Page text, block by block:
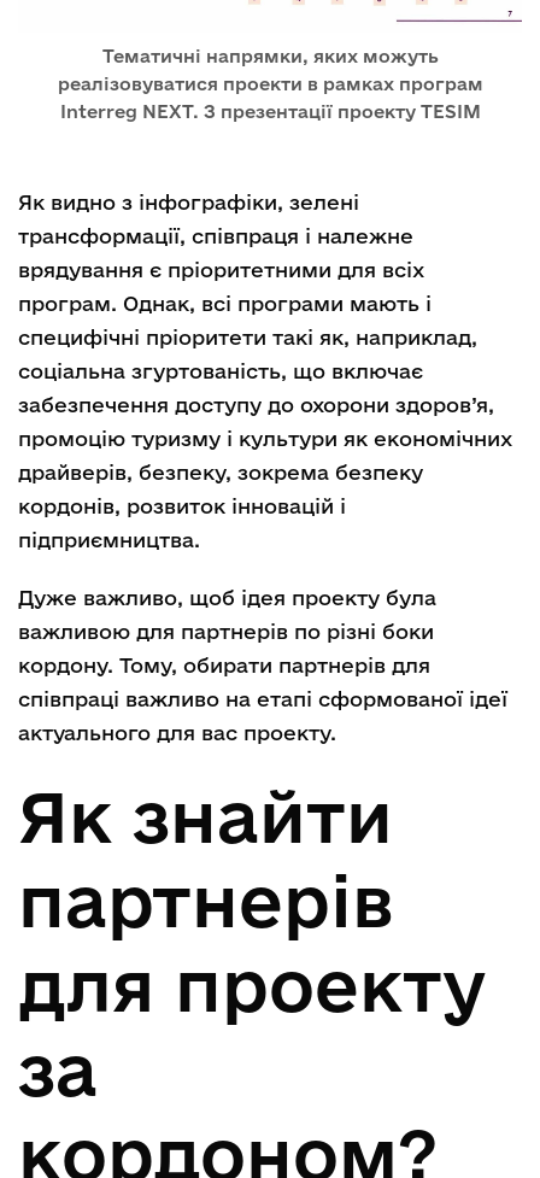
Тематичні напрямки, яких можуть
реалізовуватися проекти в рамках програм
Interreg NEXT. З презентації проекту TESIM
Як видно з інфографіки, зелені
трансформації, співпраця і належне
врядування є пріоритетними для всіх
програм. Однак, всі програми мають і
специфічні пріоритети такі як, наприклад,
соціальна згуртованість, що включає
забезпечення доступу до охорони здоров’я,
промоцію туризму і культури як економічних
драйверів, безпеку, зокрема безпеку
кордонів, розвиток інновацій і
підприємництва.
Дуже важливо, щоб ідея проекту була
важливою для партнерів по різні боки
кордону. Тому, обирати партнерів для
співпраці важливо на етапі сформованої ідеї
актуального для вас проекту.
Як знайти
партнерів
для проекту
за
кордоном?